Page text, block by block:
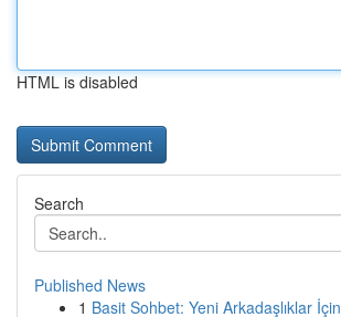
HTML is disabled
Search
Published News
1 Basit Sohbet: Yeni Arkadaşlıklar